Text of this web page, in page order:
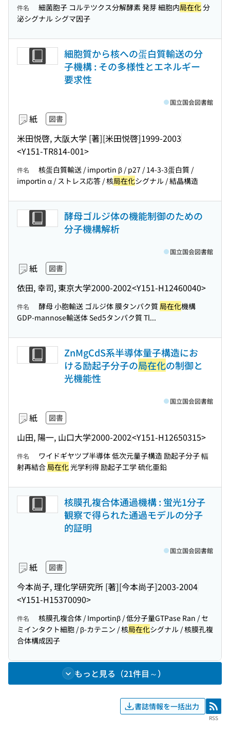
件名 細菌胞子 コルテツクス分解酵素 発芽 細胞内局在化分
泌シグナル シグマ因子
細胞質から核への蛋白質輸送の分
子機構 : その多様性とエネルギー
要求性
紙 図書
米田悦啓, 大阪大学 [著][米田悦啓]1999-2003
<Y151-TR814-001>
国立国会図書館
件名
核蛋白質輸送 / importin β / p27 / 14-3-3蛋白質 /
importin α / ストレス応答 / 核局在化シグナル / 結晶構造
酵母ゴルジ体の機能制御のための
分子機構解析
紙 図書
依田, 幸司, 東京大学2000-2002<Y151-H12460040>
国立国会図書館
件名 酵母 小胞輸送 ゴルジ体 膜タンパク質局在化機構
GDP-mannose輸送体 Sed5タンパク質 Tl...
ZnMgCdS系半導体量子構造にお
ける励起子分子の局在化の制御と
光機能性
紙 図書
山田, 陽一, 山口大学2000-2002<Y151-H12650315>
国立国会図書館
件名
ワイドギヤツプ半導体 低次元量子構造 励起子分子 輻
射再結合局在化光学利得 励起子工学 硫化亜鉛
核膜孔複合体通過機構 : 蛍光1分子
観察で得られた通過モデルの分子
的証明
紙 図書
今本尚子, 理化学研究所 [著][今本尚子]2003-2004
<Y151-H15370090>
国立国会図書館
件名
核膜孔複合体 / Importinβ / 低分子量GTPase Ran / セ
ミインタクト細胞 / β-カテニン / 核局在化シグナル / 核膜孔複
合体構成因子
もっと見る（21件目～）
書誌情報を一括出力 RSS
RSS